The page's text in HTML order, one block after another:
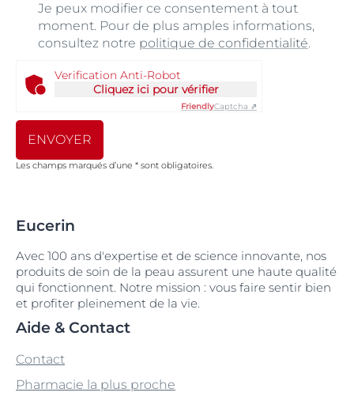
Je peux modifier ce consentement à tout
moment. Pour de plus amples informations,
consultez notre politique de confidentialité.
Verification Anti-Robot
Cliquez ici pour vérifier
FriendlyCaptcha ⇗
ENVOYER
Les champs marqués d’une * sont obligatoires.
Eucerin
Avec 100 ans d'expertise et de science innovante, nos
produits de soin de la peau assurent une haute qualité
qui fonctionnent. Notre mission : vous faire sentir bien
et profiter pleinement de la vie.
Aide & Contact
Contact
Pharmacie la plus proche